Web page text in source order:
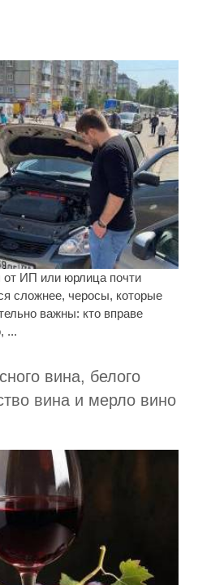
ИП или юрлица почти
сложнее, черосы, которые
важны: кто вправе
...
вина, белого
вина и мерло вино